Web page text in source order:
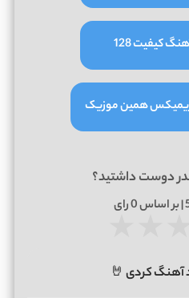
کیفیت 128
همین موزیک
دوست داشتید؟
0رای
آهنگ کردی 🤘